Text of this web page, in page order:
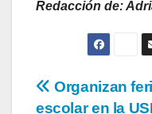
Redacción de:
Organizan
escolar en la